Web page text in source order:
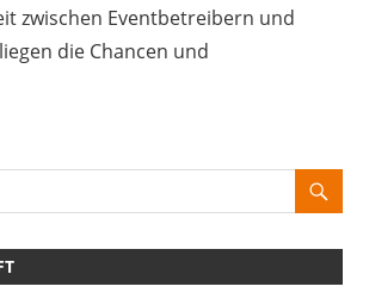
zwischen Eventbetreibern und
die Chancen und